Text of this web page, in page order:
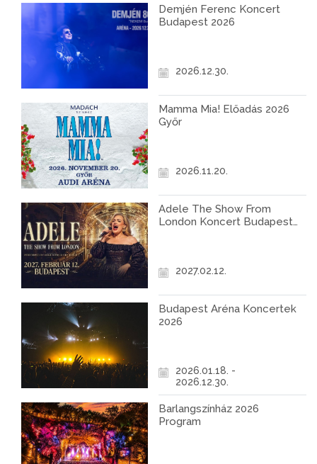
Demjén Ferenc Koncert
Budapest 2026
2026.12.30.
Mamma Mia! Előadás 2026
Győr
2026.11.20.
Adele The Show From
London Koncert Budapest
2027.02.12.
Budapest Aréna Koncertek
2026
2026.01.18. -
2026.12.30.
Barlangszínház 2026
Program